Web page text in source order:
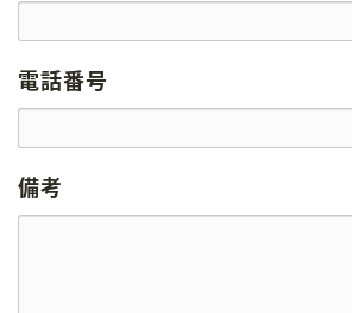
電話番号
備考